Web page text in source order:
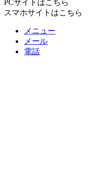
PCサイトはこちら
スマホサイトはこちら
メニュー
メール
電話